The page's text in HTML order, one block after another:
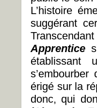
L’histoire
suggérant
Apprentice
établissant
érigé sur la
donc, qui